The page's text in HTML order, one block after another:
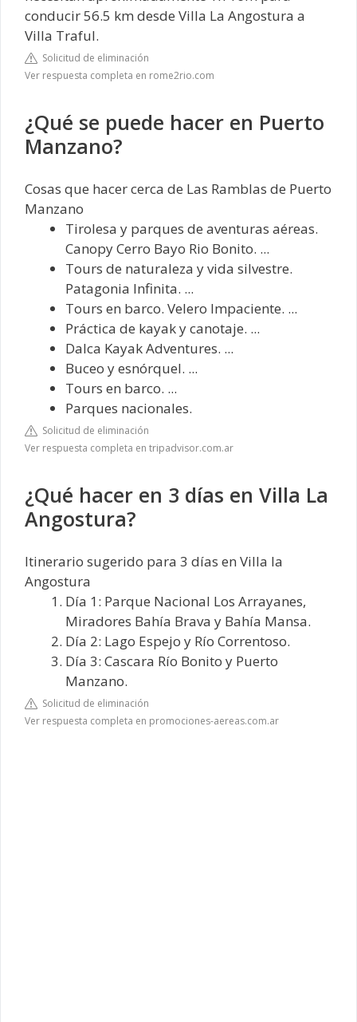
conducir 56.5 km desde Villa La Angostura a
Villa Traful.
Solicitud de eliminación
Ver respuesta completa en rome2rio.com
¿Qué se puede hacer en Puerto
Manzano?
Cosas que hacer cerca de Las Ramblas de Puerto
Manzano‎
Tirolesa y parques de aventuras aéreas.
Canopy Cerro Bayo Rio Bonito. ...
Tours de naturaleza y vida silvestre.
Patagonia Infinita. ...
Tours en barco. Velero Impaciente. ...
Práctica de kayak y canotaje. ...
Dalca Kayak Adventures. ...
Buceo y esnórquel. ...
Tours en barco. ...
Parques nacionales.
Solicitud de eliminación
Ver respuesta completa en tripadvisor.com.ar
¿Qué hacer en 3 días en Villa La
Angostura?
Itinerario sugerido para 3 días en Villa la
Angostura
Día 1: Parque Nacional Los Arrayanes,
Miradores Bahía Brava y Bahía Mansa.
Día 2: Lago Espejo y Río Correntoso.
Día 3: Cascara Río Bonito y Puerto
Manzano.
Solicitud de eliminación
Ver respuesta completa en promociones-aereas.com.ar